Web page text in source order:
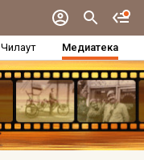
Чилаут Медиатека